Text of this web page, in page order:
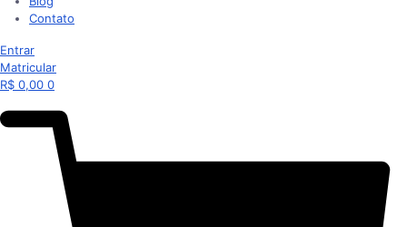
Contato
Entrar
Matricular
R$ 0,00 0